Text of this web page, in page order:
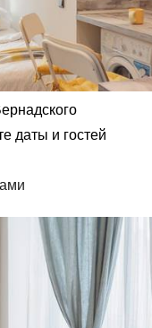
даты и гостей